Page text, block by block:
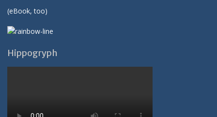
(eBook, too)
Hippogryph